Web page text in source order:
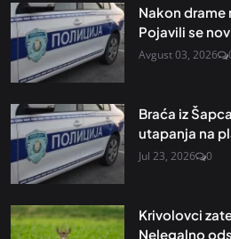
Nakon drame
Pojavili se
Avgust 03, 2026
Braća iz
utapanja na
Jul 23, 2026 0
Krivolovci
Nelegalno